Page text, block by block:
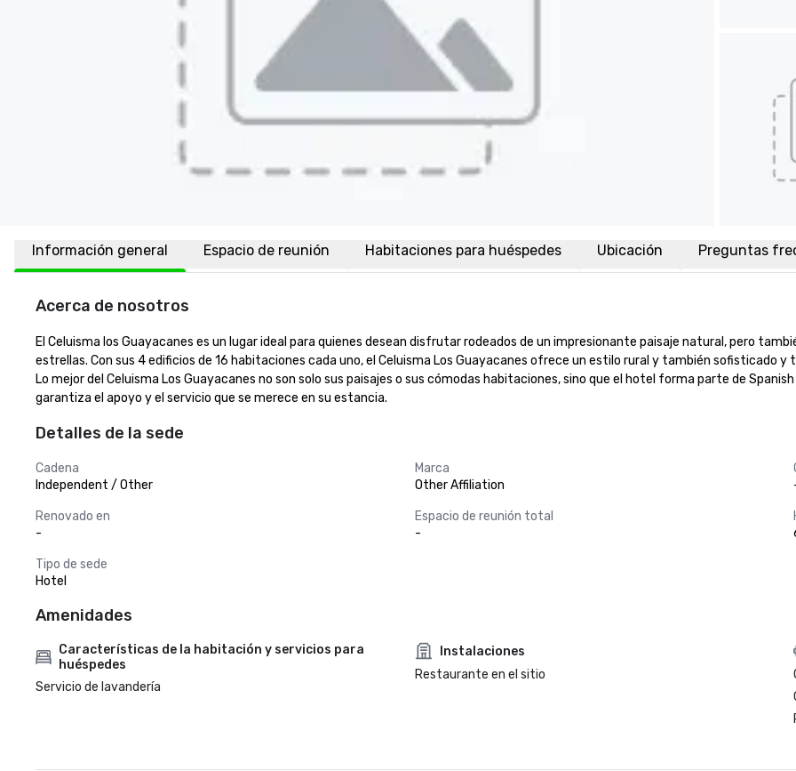
Información general Espacio de reunión Habitaciones para huéspedes Ubicación Preguntas
Acerca de nosotros
El Celuisma los Guayacanes es un lugar ideal para quienes desean disfrutar rodeados de un impresionante paisaje natural, pero
estrellas. Con sus 4 edificios de 16 habitaciones cada uno, el Celuisma Los Guayacanes ofrece un estilo rural y también sofisticado
Lo mejor del Celuisma Los Guayacanes no son solo sus paisajes o sus cómodas habitaciones, sino que el hotel forma parte de
garantiza el apoyo y el servicio que se merece en su estancia.
Detalles de la sede
Cadena
Independent / Other
Marca
Other Affiliation
Renovado en
-
Espacio de reunión total
-
Tipo de sede
Hotel
Amenidades
Características de la habitación y servicios para
huéspedes
Servicio de lavandería
Instalaciones
Restaurante en el sitio